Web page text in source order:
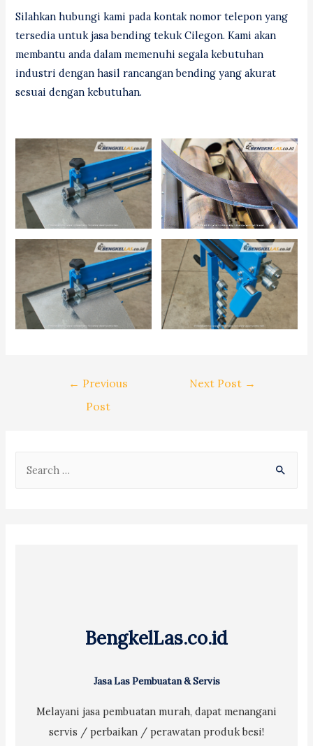
Silahkan hubungi kami pada kontak nomor telepon yang
tersedia untuk jasa bending tekuk Cilegon. Kami akan
membantu anda dalam memenuhi segala kebutuhan
industri dengan hasil rancangan bending yang akurat
sesuai dengan kebutuhan.
← Previous
Post
Next Post →
BengkelLas.co.id
Jasa Las Pembuatan & Servis
Melayani jasa pembuatan murah, dapat menangani
servis / perbaikan / perawatan produk besi!